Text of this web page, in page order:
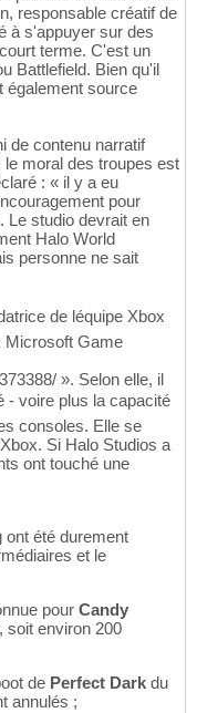
responsable créatif de
à s'appuyer sur des
terme. C'est un
Battlefield. Bien qu'il
également source
de contenu narratif
le moral des troupes est
: « il y a eu
pour
Le studio devrait en
Halo World
personne ne sait
de léquipe Xbox
Microsoft Game
». Selon elle, il
- voire plus la capacité
consoles. Elle se
Si Halo Studios a
ont touché une
été durement
et le
pour Candy
soit environ 200
de Perfect Dark du
annulés ;